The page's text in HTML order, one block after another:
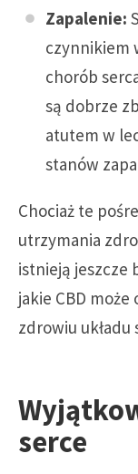
Zapalenie:
czynnikiem
chorób
są dobrze
atutem w
stanów
Chociaż te
utrzymania
istnieją jeszcze
jakie CBD
zdrowiu
serce